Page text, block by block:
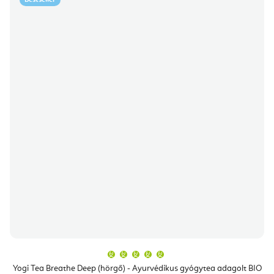
Yogi Tea Breathe Deep (hörgő) - Ayurvédikus gyógytea adagolt BIO
átlagos